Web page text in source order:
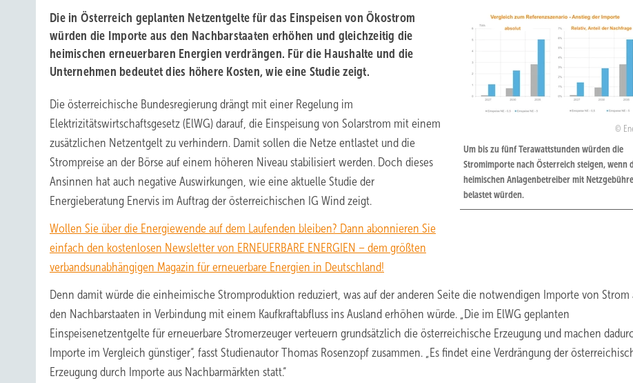
Um bis zu fünf Terawattstunden würden die
Stromimporte nach Österreich steigen, wenn
heimischen Anlagenbetreiber mit
belastet würden.
Die in Österreich geplanten Netzentgelte für das Einspeisen von Ökostrom
würden die Importe aus den Nachbarstaaten erhöhen und gleichzeitig die
heimischen erneuerbaren Energien verdrängen. Für die Haushalte und die
Unternehmen bedeutet dies höhere Kosten, wie eine Studie zeigt.
Die österreichische Bundesregierung drängt mit einer Regelung im
Elektrizitätswirtschaftsgesetz (ElWG) darauf, die Einspeisung von Solarstrom mit einem
zusätzlichen Netzentgelt zu verhindern. Damit sollen die Netze entlastet und die
Strompreise an der Börse auf einem höheren Niveau stabilisiert werden. Doch dieses
Ansinnen hat auch negative Auswirkungen, wie eine aktuelle Studie der
Energieberatung Enervis im Auftrag der österreichischen IG Wind zeigt.
Wollen Sie über die Energiewende auf dem Laufenden bleiben? Dann abonnieren Sie
einfach den kostenlosen Newsletter von ERNEUERBARE ENERGIEN – dem größten
verbandsunabhängigen Magazin für erneuerbare Energien in Deutschland!
Denn damit würde die einheimische Stromproduktion reduziert, was auf der anderen Seite die notwendigen Importe von Strom
den Nachbarstaaten in Verbindung mit einem Kaufkraftabfluss ins Ausland erhöhen würde. „Die im ElWG geplanten
Einspeisenetzentgelte für erneuerbare Stromerzeuger verteuern grundsätzlich die österreichische Erzeugung und machen
Importe im Vergleich günstiger“, fasst Studienautor Thomas Rosenzopf zusammen. „Es findet eine Verdrängung der
Erzeugung durch Importe aus Nachbarmärkten statt.“